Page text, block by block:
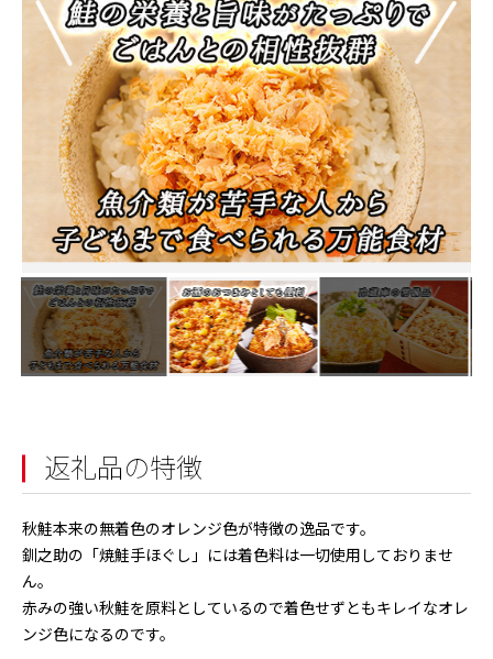
返礼品の特徴
秋鮭本来の無着色のオレンジ色が特徴の逸品です。
釧之助の「焼鮭手ほぐし」には着色料は一切使用しておりませ
ん。
赤みの強い秋鮭を原料としているので着色せずともキレイなオレ
ンジ色になるのです。